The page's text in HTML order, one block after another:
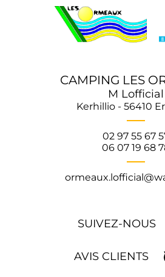
CAMPING LES
M Lofficial
Kerhillio - 56410
02 97 55 67
06 07 19 68
SUIVEZ-NOUS
AVIS CLIENTS